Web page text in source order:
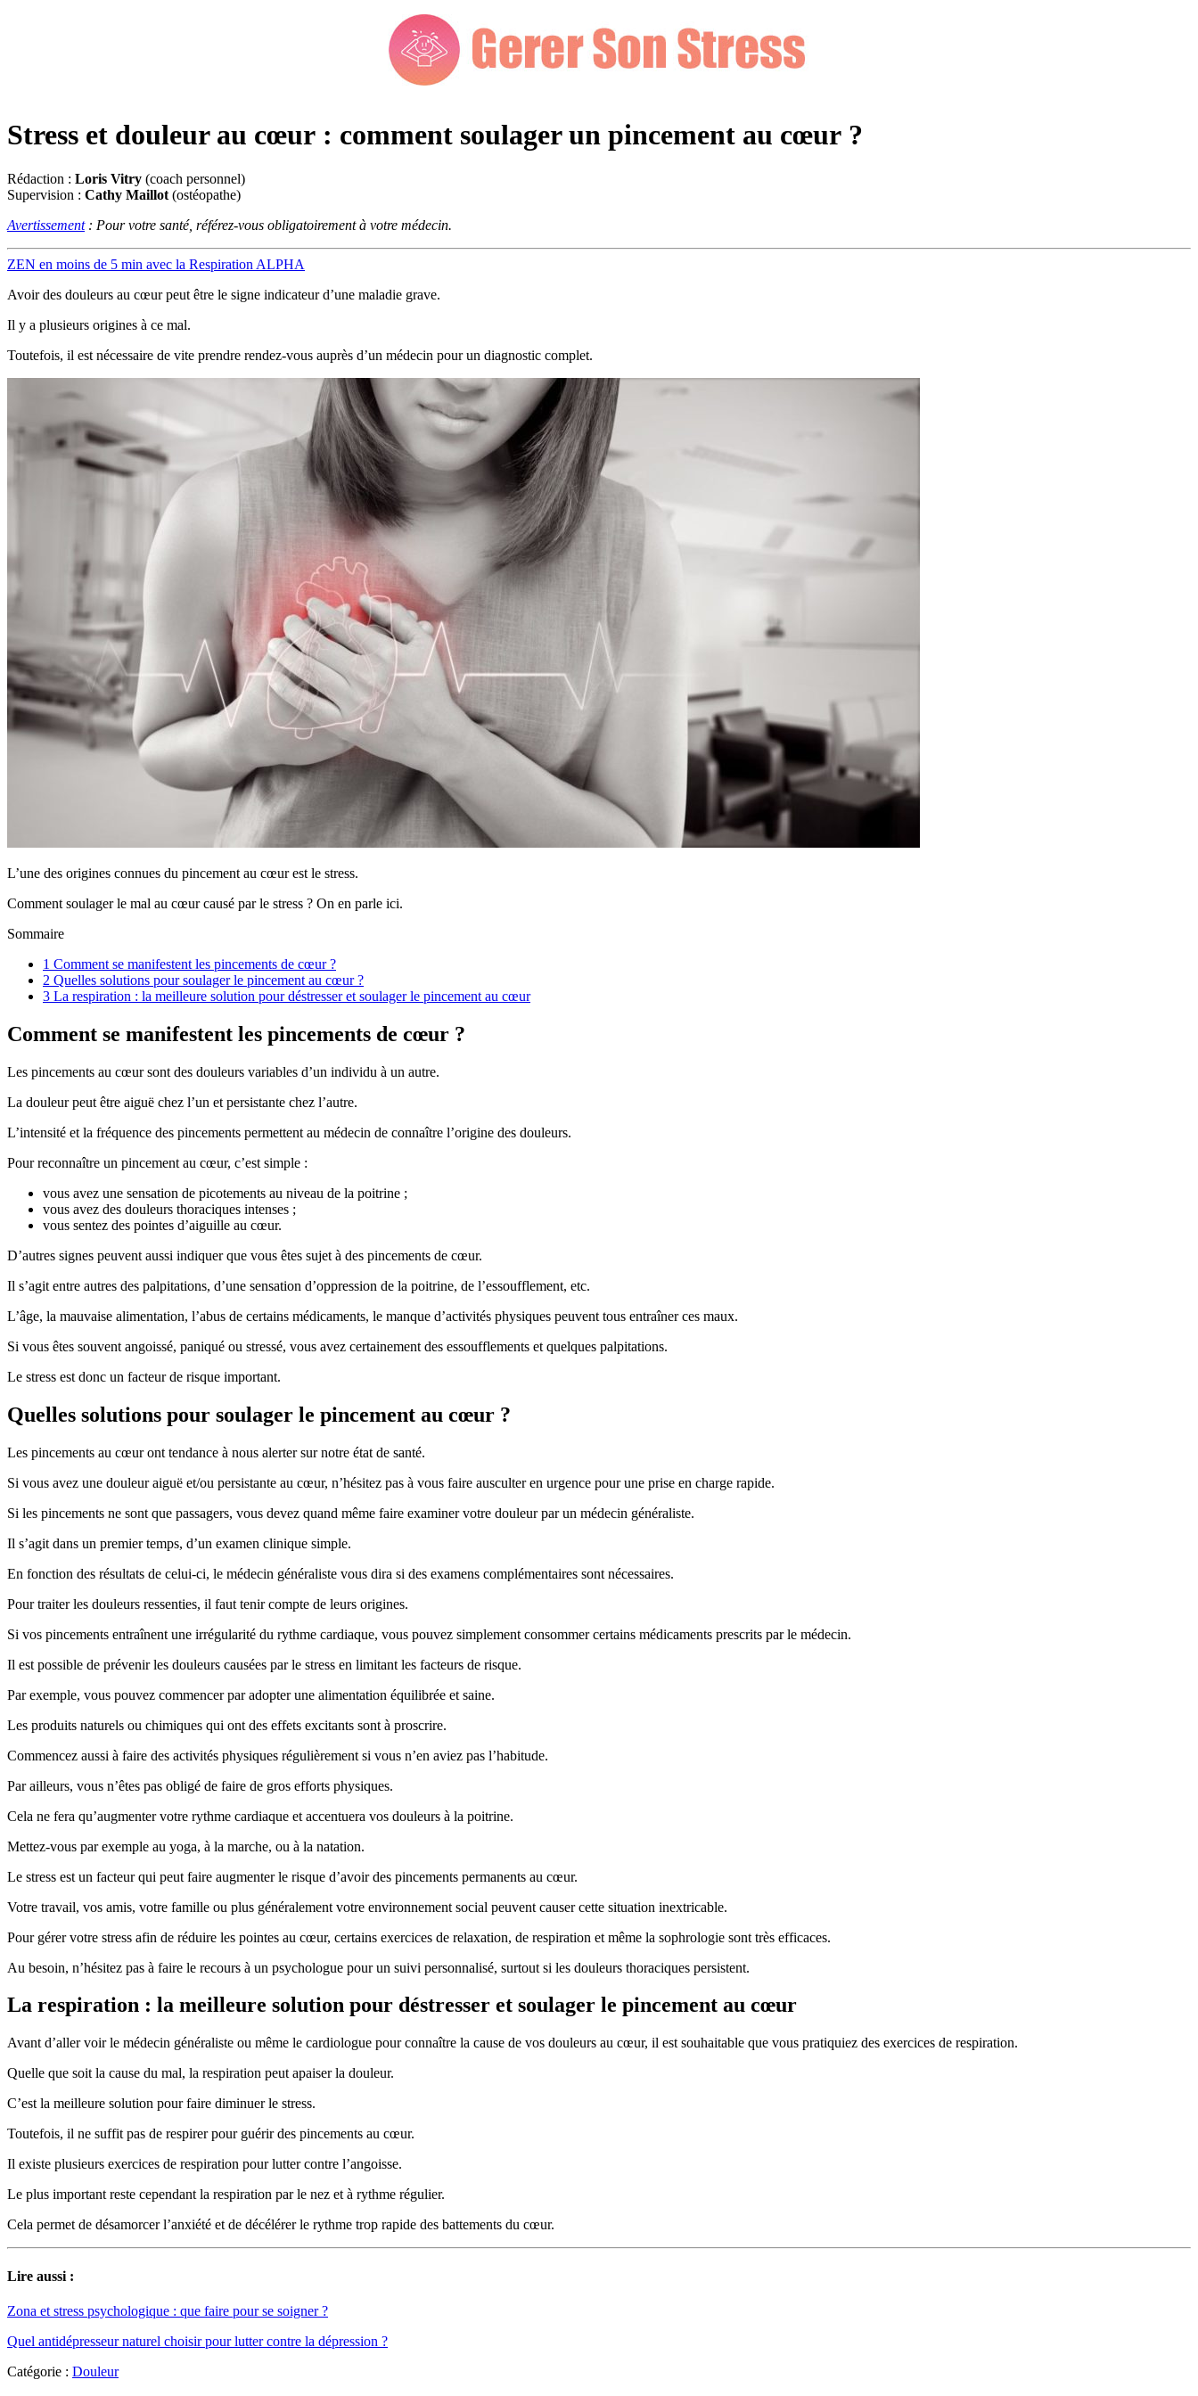
Stress et douleur au cœur : comment soulager un pincement au cœur ?
Rédaction : Loris Vitry (coach personnel)
Supervision : Cathy Maillot (ostéopathe)
Avertissement: Pour votre santé, référez-vous obligatoirement à votre médecin.
ZEN en moins de 5 min avec la Respiration ALPHA
Avoir des douleurs au cœur peut être le signe indicateur d’une maladie grave.
Il y a plusieurs origines à ce mal.
Toutefois, il est nécessaire de vite prendre rendez-vous auprès d’un médecin pour un diagnostic complet.
L’une des origines connues du pincement au cœur est le stress.
Comment soulager le mal au cœur causé par le stress ? On en parle ici.
Sommaire
1 Comment se manifestent les pincements de cœur ?
2 Quelles solutions pour soulager le pincement au cœur ?
3 La respiration : la meilleure solution pour déstresser et soulager le pincement au cœur
Comment se manifestent les pincements de cœur ?
Les pincements au cœur sont des douleurs variables d’un individu à un autre.
La douleur peut être aiguë chez l’un et persistante chez l’autre.
L’intensité et la fréquence des pincements permettent au médecin de connaître l’origine des douleurs.
Pour reconnaître un pincement au cœur, c’est simple :
vous avez une sensation de picotements au niveau de la poitrine ;
vous avez des douleurs thoraciques intenses ;
vous sentez des pointes d’aiguille au cœur.
D’autres signes peuvent aussi indiquer que vous êtes sujet à des pincements de cœur.
Il s’agit entre autres des palpitations, d’une sensation d’oppression de la poitrine, de l’essoufflement, etc.
L’âge, la mauvaise alimentation, l’abus de certains médicaments, le manque d’activités physiques peuvent tous entraîner ces maux.
Si vous êtes souvent angoissé, paniqué ou stressé, vous avez certainement des essoufflements et quelques palpitations.
Le stress est donc un facteur de risque important.
Quelles solutions pour soulager le pincement au cœur ?
Les pincements au cœur ont tendance à nous alerter sur notre état de santé.
Si vous avez une douleur aiguë et/ou persistante au cœur, n’hésitez pas à vous faire ausculter en urgence pour une prise en charge rapide.
Si les pincements ne sont que passagers, vous devez quand même faire examiner votre douleur par un médecin généraliste.
Il s’agit dans un premier temps, d’un examen clinique simple.
En fonction des résultats de celui-ci, le médecin généraliste vous dira si des examens complémentaires sont nécessaires.
Pour traiter les douleurs ressenties, il faut tenir compte de leurs origines.
Si vos pincements entraînent une irrégularité du rythme cardiaque, vous pouvez simplement consommer certains médicaments prescrits par le médecin.
Il est possible de prévenir les douleurs causées par le stress en limitant les facteurs de risque.
Par exemple, vous pouvez commencer par adopter une alimentation équilibrée et saine.
Les produits naturels ou chimiques qui ont des effets excitants sont à proscrire.
Commencez aussi à faire des activités physiques régulièrement si vous n’en aviez pas l’habitude.
Par ailleurs, vous n’êtes pas obligé de faire de gros efforts physiques.
Cela ne fera qu’augmenter votre rythme cardiaque et accentuera vos douleurs à la poitrine.
Mettez-vous par exemple au yoga, à la marche, ou à la natation.
Le stress est un facteur qui peut faire augmenter le risque d’avoir des pincements permanents au cœur.
Votre travail, vos amis, votre famille ou plus généralement votre environnement social peuvent causer cette situation inextricable.
Pour gérer votre stress afin de réduire les pointes au cœur, certains exercices de relaxation, de respiration et même la sophrologie sont très efficaces.
Au besoin, n’hésitez pas à faire le recours à un psychologue pour un suivi personnalisé, surtout si les douleurs thoraciques persistent.
La respiration : la meilleure solution pour déstresser et soulager le pincement au cœur
Avant d’aller voir le médecin généraliste ou même le cardiologue pour connaître la cause de vos douleurs au cœur, il est souhaitable que vous pratiquiez des exercices de respiration.
Quelle que soit la cause du mal, la respiration peut apaiser la douleur.
C’est la meilleure solution pour faire diminuer le stress.
Toutefois, il ne suffit pas de respirer pour guérir des pincements au cœur.
Il existe plusieurs exercices de respiration pour lutter contre l’angoisse.
Le plus important reste cependant la respiration par le nez et à rythme régulier.
Cela permet de désamorcer l’anxiété et de décélérer le rythme trop rapide des battements du cœur.
Lire aussi :
Zona et stress psychologique : que faire pour se soigner ?
Quel antidépresseur naturel choisir pour lutter contre la dépression ?
Catégorie : Douleur